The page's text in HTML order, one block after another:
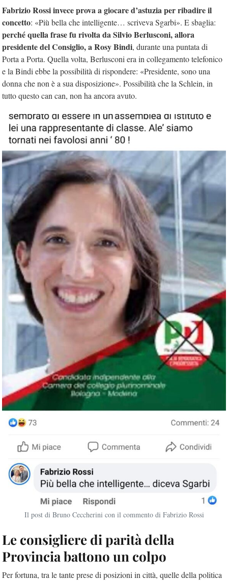
Fabrizio Rossi invece prova a giocare d’astuzia per ribadire il
concetto: «Più bella che intelligente… scriveva Sgarbi». E sbaglia:
perché quella frase fu rivolta da Silvio Berlusconi, allora
presidente del Consiglio, a Rosy Bindi, durante una puntata di
Porta a Porta. Quella volta, Berlusconi era in collegamento telefonico
e la Bindi ebbe la possibilità di rispondere: «Presidente, sono una
donna che non è a sua disposizione». Possibilità che la Schlein, in
tutto questo can can, non ha ancora avuto.
Il post di Bruno Ceccherini con il commento di Fabrizio Rossi
Le consigliere di parità della
Provincia battono un colpo
Per fortuna, tra le tante prese di posizioni in città, quelle della politica